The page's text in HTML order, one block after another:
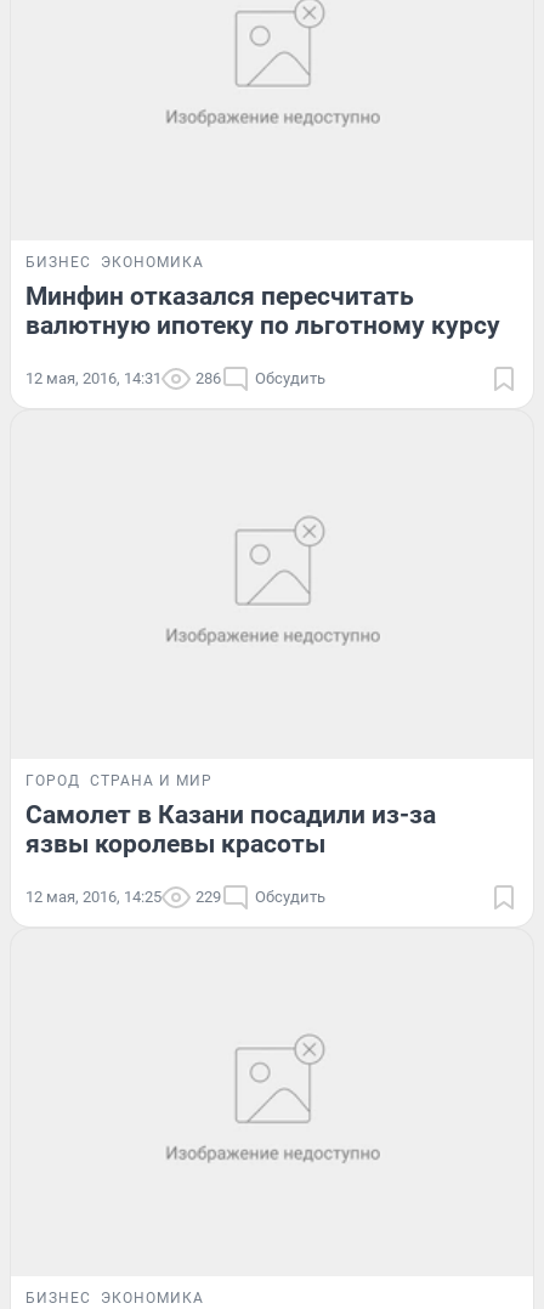
БИЗНЕС ЭКОНОМИКА
Минфин отказался пересчитать
валютную ипотеку по льготному курсу
12 мая, 2016, 14:31 286 Обсудить
ГОРОД СТРАНА И МИР
Самолет в Казани посадили из-за
язвы королевы красоты
12 мая, 2016, 14:25 229 Обсудить
БИЗНЕС ЭКОНОМИКА